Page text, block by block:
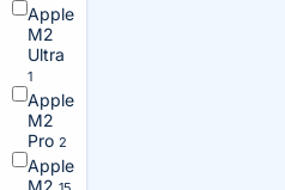
Apple
M2
Ultra
1
Apple
M2
Pro 2
Apple
M2